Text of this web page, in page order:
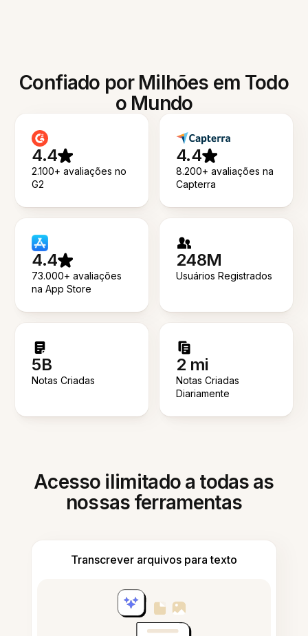
Confiado por Milhões em Todo
o Mundo
4.4
2.100+ avaliações no
G2
4.4
8.200+ avaliações na
Capterra
4.4
73.000+ avaliações
na App Store
248M
Usuários Registrados
5B
Notas Criadas
2 mi
Notas Criadas
Diariamente
Acesso ilimitado a todas as
nossas ferramentas
Transcrever arquivos para texto